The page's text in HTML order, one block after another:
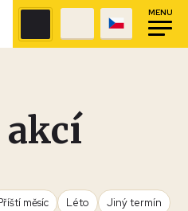
MENU
akcí
měsíc Léto Jiný termín